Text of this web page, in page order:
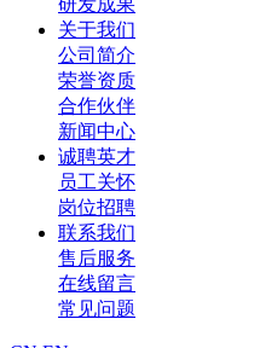
关于我们
公司简介
荣誉资质
合作伙伴
新闻中心
诚聘英才
员工关怀
岗位招聘
联系我们
售后服务
在线留言
常见问题